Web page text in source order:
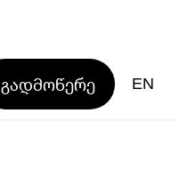
გადმოწერე EN